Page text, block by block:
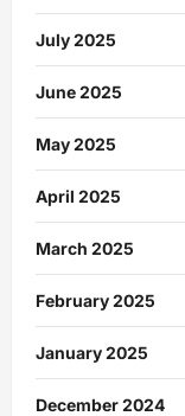
July 2025
June 2025
May 2025
April 2025
March 2025
February 2025
January 2025
December 2024